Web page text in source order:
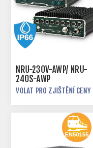
NRU-230V-AWP/ NRU-
240S-AWP
VOLAT PRO ZJIŠTĚNÍ CENY